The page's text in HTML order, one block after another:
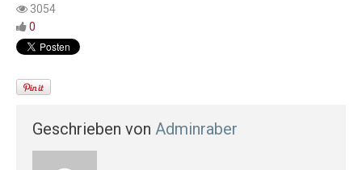
3054
0
Geschrieben von Adminraber